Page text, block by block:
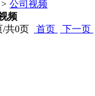
> 公司视频
频
/共0页 首页 下一页